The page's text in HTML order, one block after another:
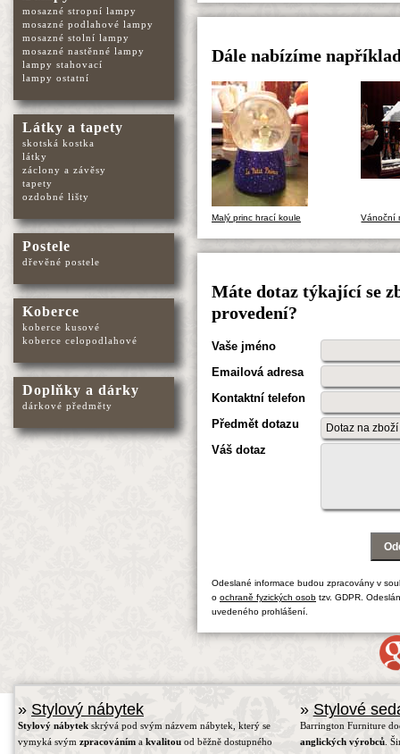
Dále nabízíme
Malý princ hrací koule Vánoční
Máte dotaz týkající se
provedení?
Vaše jméno
Emailová adresa
Kontaktní telefon
Předmět dotazu
Váš dotaz
Odeslané informace budou zpracovány v
o ochraně fyzických osobtzv. GDPR.
uvedeného prohlášení.
mosazné stropní lampy
mosazné podlahové lampy
mosazné stolní lampy
mosazné nastěnné lampy
lampy stahovací
lampy ostatní
Látky a tapety
skotská kostka
látky
záclony a závěsy
tapety
ozdobné lišty
Postele
dřevěné postele
Koberce
koberce kusové
koberce celopodlahové
Doplňky a dárky
dárkové předměty
» Stylový nábytek
Stylový nábytek skrývá pod svým názvem nábytek, který se
vymyká svým zpracováním a kvalitou od běžně dostupného
» Stylové
Barrington Furniture
anglických výrobců.